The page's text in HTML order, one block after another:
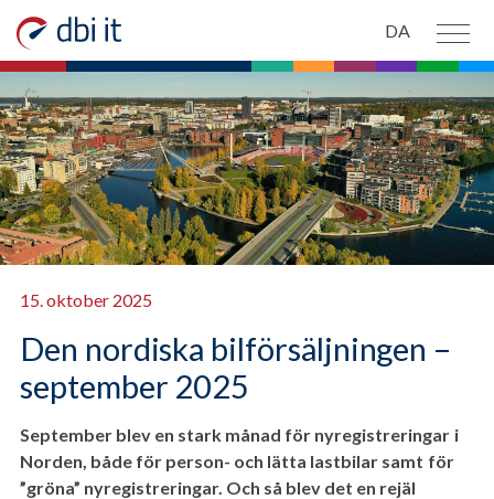
DA
PRODUKTER
OM OS
NYHEDER
15. oktober 2025
Den nordiska bilförsäljningen –
september 2025
September blev en stark månad för nyregistreringar i
Norden, både för person- och lätta lastbilar samt för
”gröna” nyregistreringar. Och så blev det en rejäl